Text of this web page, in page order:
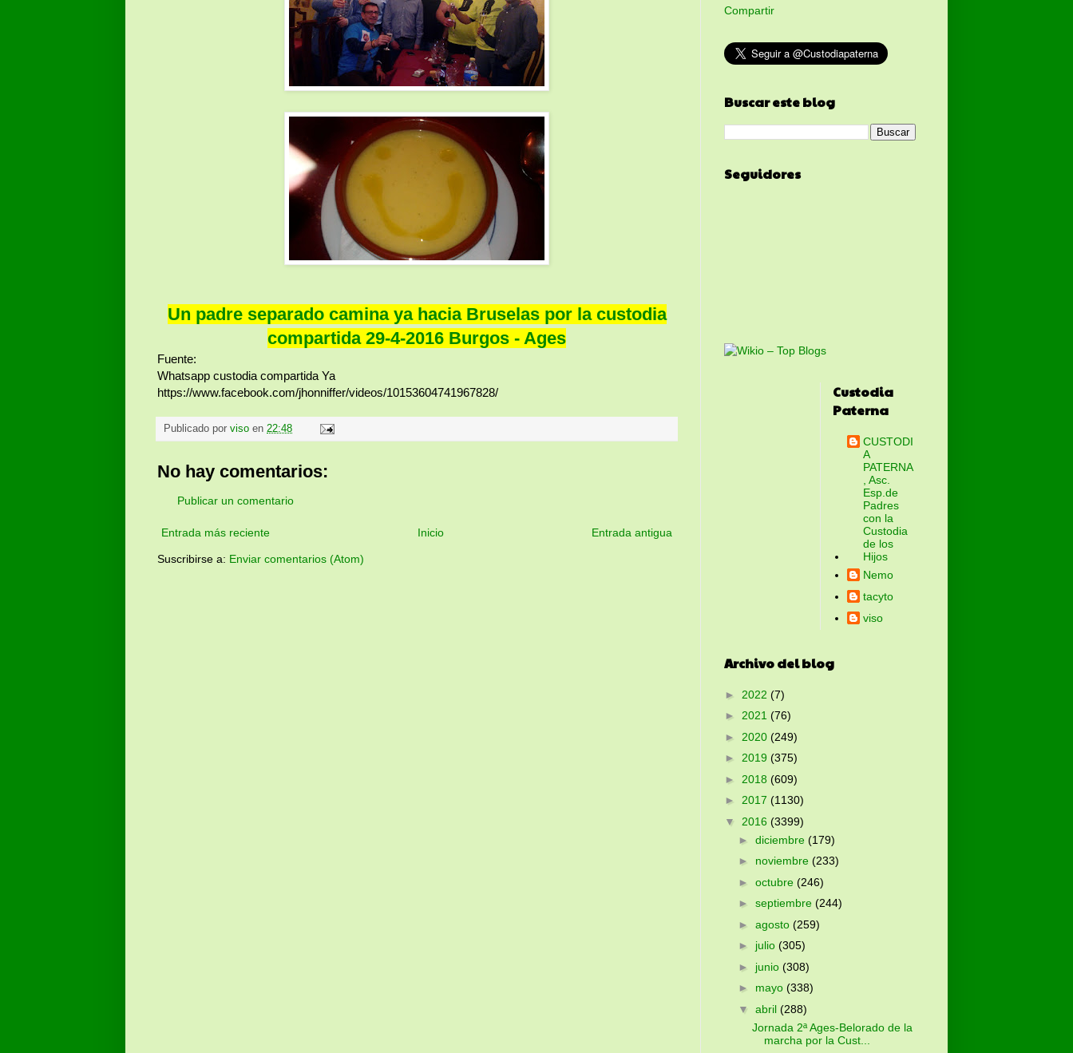
Un padre separado camina ya hacia Bruselas por la custodia
compartida 29-4-2016 Burgos - Ages
Fuente:
Whatsapp custodia compartida Ya
https://www.facebook.com/jhonniffer/videos/10153604741967828/
Publicado por viso en 22:48
No hay comentarios:
Publicar un comentario
Entrada más reciente Entrada antigua
Inicio
Suscribirse a: Enviar comentarios (Atom)
Compartir
Buscar este blog
Seguidores
Custodia
Paterna
CUSTODI
A
PATERNA
, Asc.
Esp.de
Padres
con la
Custodia
de los
Hijos
Nemo
tacyto
viso
Archivo del blog
► 2022 (7)
► 2021 (76)
► 2020 (249)
► 2019 (375)
► 2018 (609)
► 2017 (1130)
▼ 2016 (3399)
► diciembre (179)
► noviembre (233)
► octubre (246)
► septiembre (244)
► agosto (259)
► julio (305)
► junio (308)
► mayo (338)
▼ abril (288)
Jornada 2ª Ages-Belorado de la
marcha por la Cust...